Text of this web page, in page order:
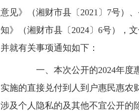
意见》（湘财市县〔 2021 〕 7号）
知》（湘财市县〔 2024 〕 6号），
并就有关事项通知如下：
一、本次公开的2024年度
实施的直接兑付到人到户惠民惠农
涉及个人隐私的及其他不宜公开的